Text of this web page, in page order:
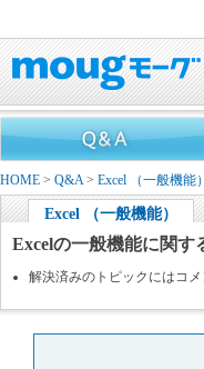
HOME > Q&A> Excel （一般機能）
Excel （一般機能）
Excelの一般機能に関す
解決済みのトピックにはコメ